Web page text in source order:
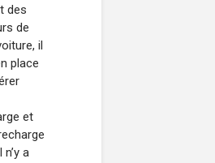
des
de
il
place
et
a